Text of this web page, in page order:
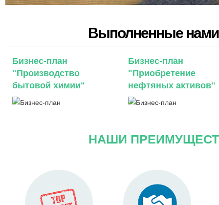
Выполненные
Бизнес-план
"Производство
бытовой химии"
Бизнес-план
"Приобретение
нефтяных активов"
НАШИ